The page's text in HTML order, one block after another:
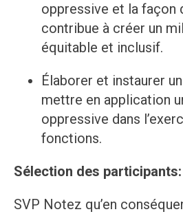
oppressive et la façon
contribue à créer un
équitable et inclusif.
Élaborer et instaurer
mettre en application
oppressive dans
fonctions.
Sélection des participants:
SVP Notez qu’en